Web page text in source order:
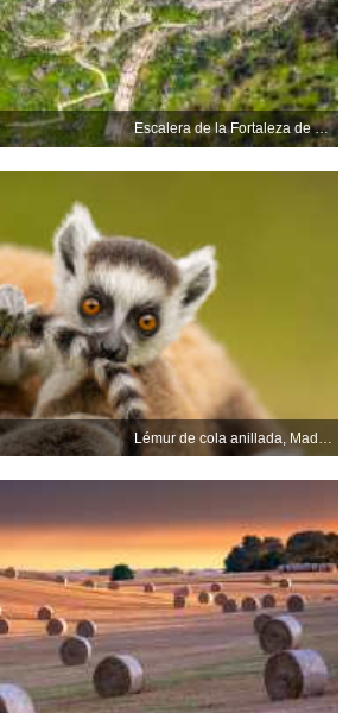
Escalera de la Fortaleza de Palamidi, en Nauplia, Grecia
Lémur de cola anillada, Madagascar